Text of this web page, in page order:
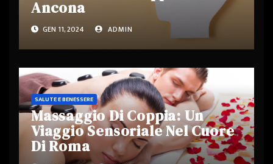
Ancona
GEN 11, 2024 ADMIN
SALUTE E BENESSERE
Massaggio Di Coppia: Un
Viaggio Sensoriale Nel Cuore
Di Roma